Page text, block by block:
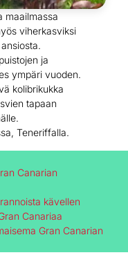
maailmassa
viherkasviksi
ja
ympäri vuoden.
kolibrikukka
tapaan
Teneriffalla.
Canarian
kävellen
Canariaa
Gran Canarian